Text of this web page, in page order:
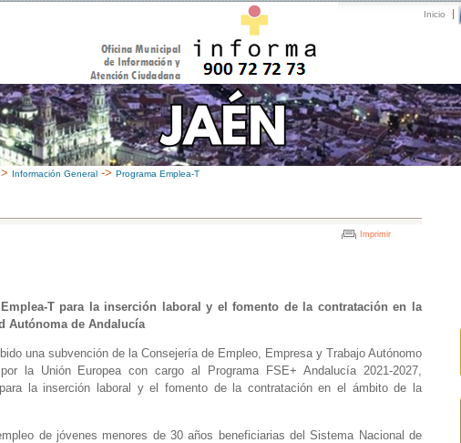
Inicio
> Información General -> Programa Emplea-T
Imprimir
Emplea-T para la inserción laboral y el fomento de la contratación en la
Autónoma de Andalucía
una subvención de la Consejería de Empleo, Empresa y Trabajo Autónomo
la Unión Europea con cargo al Programa FSE+ Andalucía 2021-2027,
la inserción laboral y el fomento de la contratación en el ámbito de la
de jóvenes menores de 30 años beneficiarias del Sistema Nacional de